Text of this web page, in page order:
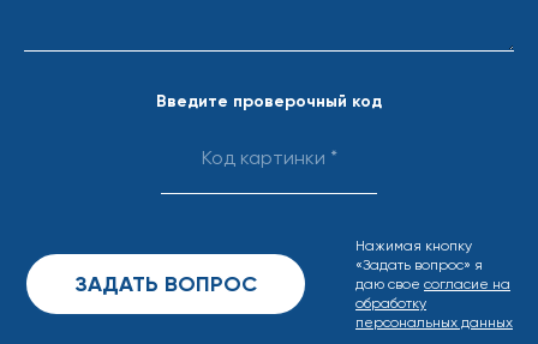
Введите проверочный код
Нажимая кнопку
«Задать вопрос» я
даю свое согласие на
обработку
персональных данных